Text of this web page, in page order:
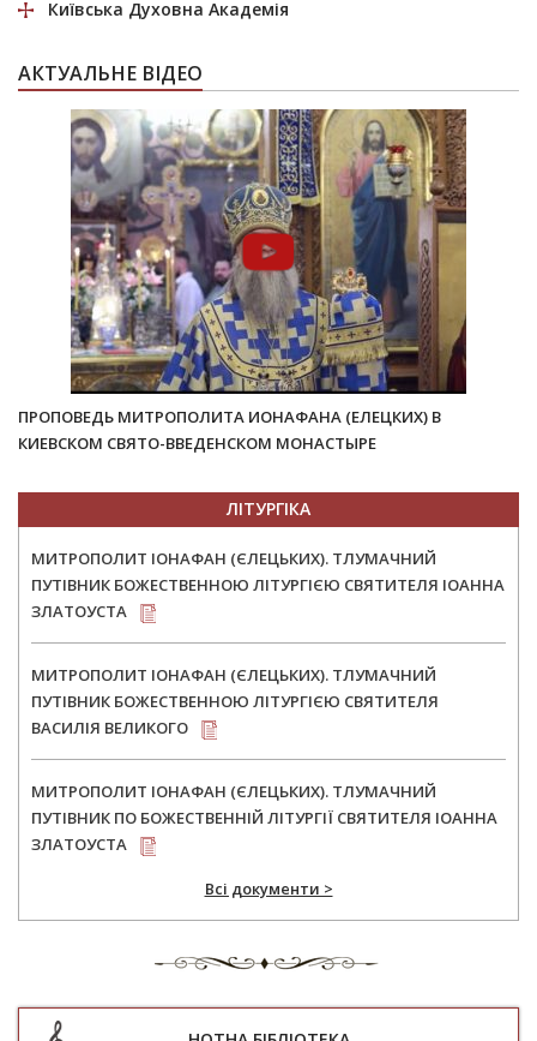
Київська Духовна Академія
АКТУАЛЬНЕ ВІДЕО
ПРОПОВЕДЬ МИТРОПОЛИТА ИОНАФАНА (ЕЛЕЦКИХ) В
КИЕВСКОМ СВЯТО-ВВЕДЕНСКОМ МОНАСТЫРЕ
ЛІТУРГІКА
МИТРОПОЛИТ ІОНАФАН (ЄЛЕЦЬКИХ). ТЛУМАЧНИЙ
ПУТІВНИК БОЖЕСТВЕННОЮ ЛІТУРГІЄЮ СВЯТИТЕЛЯ ІОАННА
ЗЛАТОУСТА
МИТРОПОЛИТ ІОНАФАН (ЄЛЕЦЬКИХ). ТЛУМАЧНИЙ
ПУТІВНИК БОЖЕСТВЕННОЮ ЛІТУРГІЄЮ СВЯТИТЕЛЯ
ВАСИЛІЯ ВЕЛИКОГО
МИТРОПОЛИТ ІОНАФАН (ЄЛЕЦЬКИХ). ТЛУМАЧНИЙ
ПУТІВНИК ПО БОЖЕСТВЕННІЙ ЛІТУРГІЇ СВЯТИТЕЛЯ ІОАННА
ЗЛАТОУСТА
Всі документи >